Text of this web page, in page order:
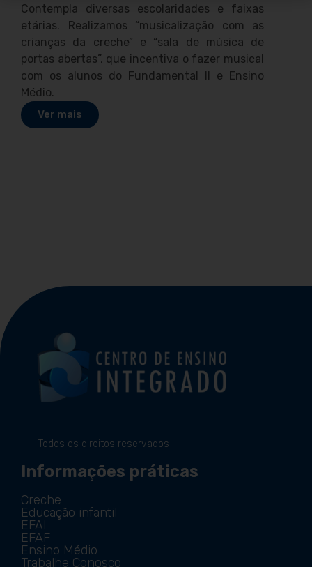
Contempla diversas escolaridades e faixas
etárias. Realizamos “musicalização com as
crianças da creche” e “sala de música de
portas abertas”, que incentiva o fazer musical
com os alunos do Fundamental II e Ensino
Médio.
Ver mais
Todos os direitos reservados
Informações práticas
Creche
Educação infantil
EFAI
EFAF
Ensino Médio
Trabalhe Conosco